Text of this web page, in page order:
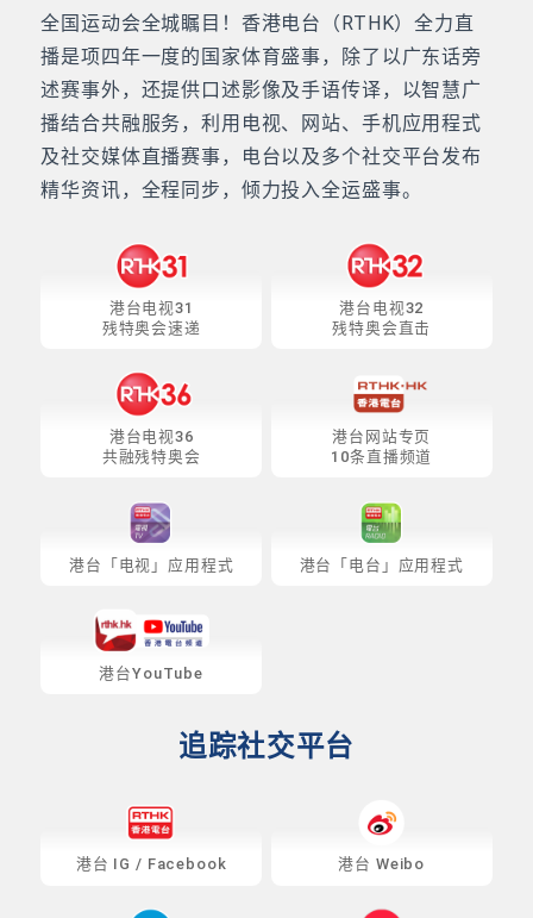
全国运动会全城瞩目！香港电台（RTHK）全力直
播是项四年一度的国家体育盛事，除了以广东话旁
述赛事外，还提供口述影像及手语传译，以智慧广
播结合共融服务，利用电视、网站、手机应用程式
及社交媒体直播赛事，电台以及多个社交平台发布
精华资讯，全程同步，倾力投入全运盛事。
港台电视31
残特奥会速递
港台电视32
残特奥会直击
港台电视36
共融残特奥会
港台网站专页
10条直播频道
港台「电视」应用程式 港台「电台」应用程式
港台YouTube
追踪社交平台
港台 IG / Facebook 港台 Weibo